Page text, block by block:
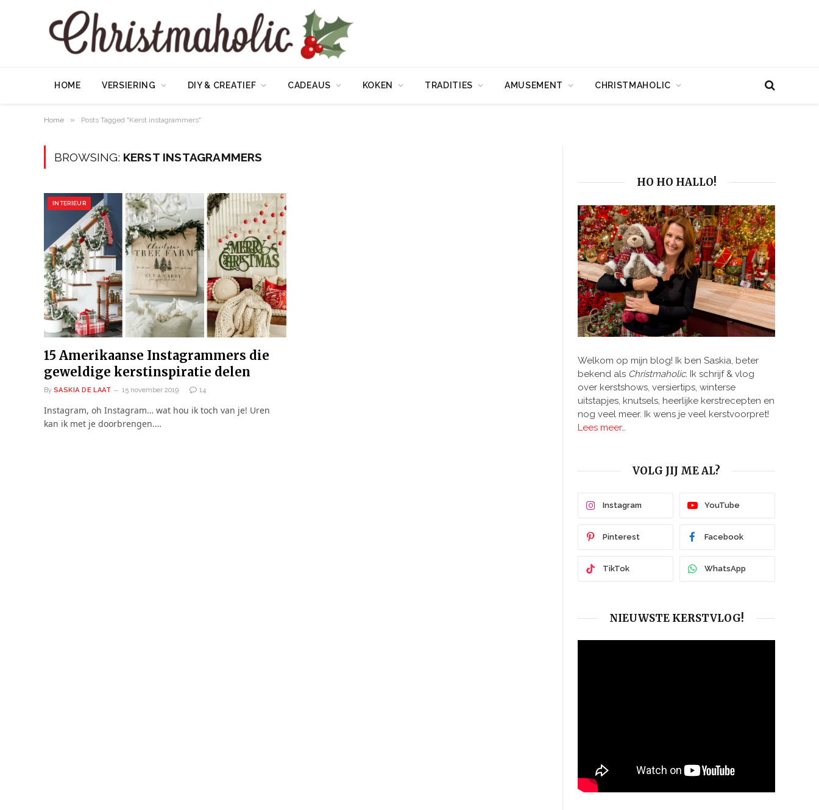
HOME VERSIERING DIY & CREATIEF CADEAUS KOKEN TRADITIES AMUSEMENT CHRISTMAHOLIC
Home » Posts Tagged "Kerst instagrammers"
BROWSING: KERST INSTAGRAMMERS
INTERIEUR
15 Amerikaanse Instagrammers die
geweldige kerstinspiratie delen
By SASKIA DE LAAT 15 november 2019 14
Instagram, oh Instagram… wat hou ik toch van je! Uren
kan ik met je doorbrengen.…
HO HO HALLO!
Welkom op mijn blog! Ik ben Saskia, beter
bekend als Christmaholic. Ik schrijf & vlog
over kerstshows, versiertips, winterse
uitstapjes, knutsels, heerlijke kerstrecepten en
nog veel meer. Ik wens je veel kerstvoorpret!
Lees meer…
VOLG JIJ ME AL?
Instagram YouTube
Pinterest Facebook
TikTok WhatsApp
NIEUWSTE KERSTVLOG!